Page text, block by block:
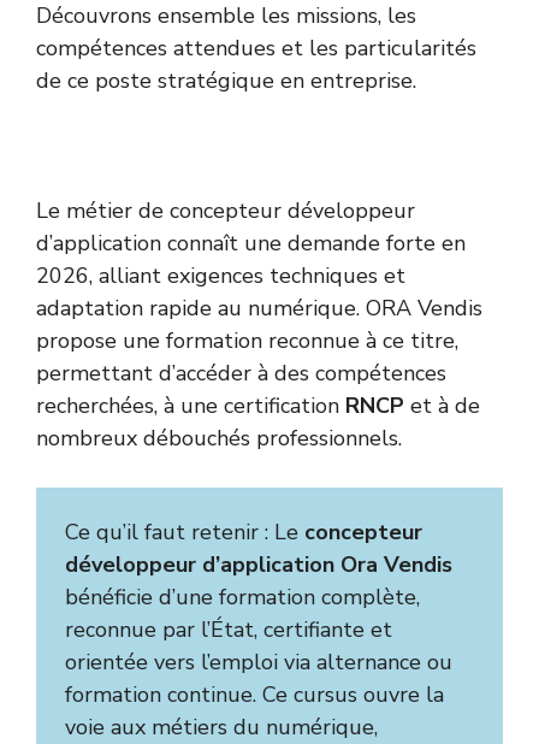
Découvrons ensemble les missions, les
compétences attendues et les particularités
de ce poste stratégique en entreprise.
Le métier de concepteur développeur
d’application connaît une demande forte en
2026, alliant exigences techniques et
adaptation rapide au numérique. ORA Vendis
propose une formation reconnue à ce titre,
permettant d’accéder à des compétences
recherchées, à une certification RNCP et à de
nombreux débouchés professionnels.
Ce qu’il faut retenir : Le concepteur
développeur d’application Ora Vendis
bénéficie d’une formation complète,
reconnue par l’État, certifiante et
orientée vers l’emploi via alternance ou
formation continue. Ce cursus ouvre la
voie aux métiers du numérique,